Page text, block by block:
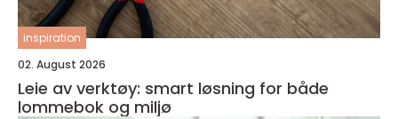
inspiration
02. August 2026
Leie av verktøy: smart løsning for både
lommebok og miljø